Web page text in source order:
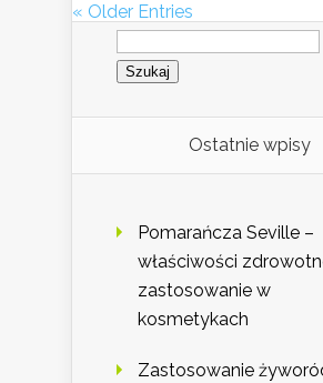
« Older Entries
Szukaj:
Ostatnie wpisy
Pomarańcza Seville –
właściwości
zastosowanie w
kosmetykach
Zastosowanie